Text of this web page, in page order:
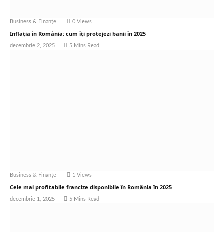
Business & Finanțe 0 Views
Inflația în România: cum îți protejezi banii în 2025
decembrie 2, 2025 5 Mins Read
Business & Finanțe 1 Views
Cele mai profitabile francize disponibile în România în 2025
decembrie 1, 2025 5 Mins Read